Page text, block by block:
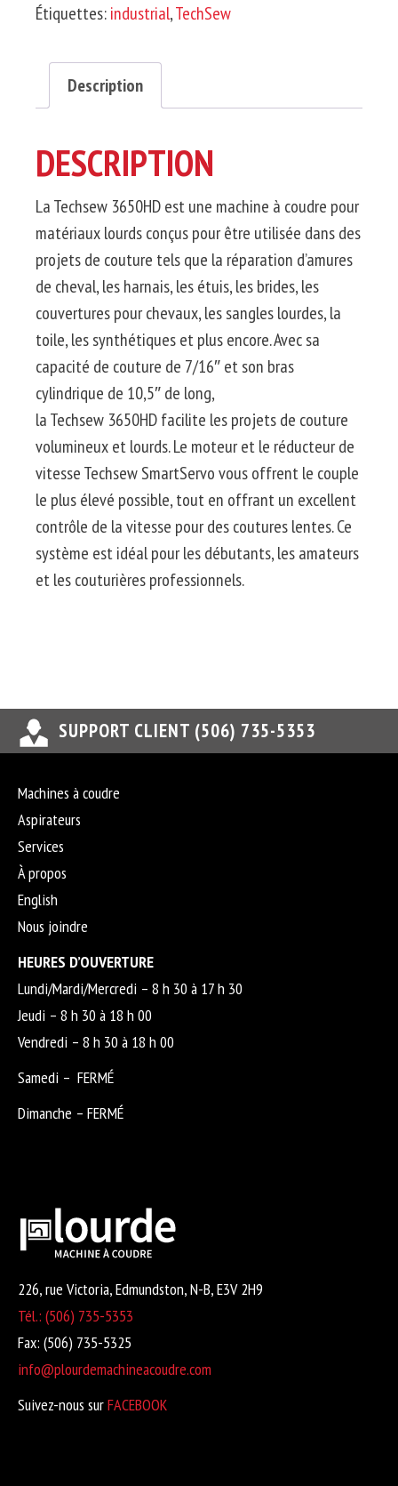
Étiquettes:industrial,TechSew
Description
DESCRIPTION
LaTechsew 3650HDest une machine à coudre pour
matériaux lourds conçus pour être utilisée dans des
projets de couture tels que la réparation d’amures
de cheval, les harnais, les étuis, les brides, les
couvertures pour chevaux, les sangles lourdes, la
toile, les synthétiques et plus encore.Avec sa
capacité de couture de 7/16″ et son bras
cylindrique de 10,5″ de long,
laTechsew 3650HDfacilite les projets de couture
volumineux et lourds.Le moteur et le réducteur de
vitesseTechsewSmartServovous offrent le couple
le plus élevé possible, tout en offrant un excellent
contrôle de la vitesse pour des coutures lentes.Ce
système est idéal pour les débutants, les amateurs
et les couturières professionnels.
SUPPORT CLIENT (506) 735-5353
Machines à coudre
Aspirateurs
Services
À propos
English
Nous joindre
HEURES D’OUVERTURE
Lundi/Mardi/Mercredi – 8 h 30 à 17 h 30
Jeudi – 8 h 30 à 18 h 00
Vendredi – 8 h 30 à 18 h 00
Samedi – FERMÉ
Dimanche – FERMÉ
226, rue Victoria, Edmundston, N-B, E3V 2H9
Tél.: (506) 735-5353
Fax: (506) 735-5325
info@plourdemachineacoudre.com
Suivez-nous surFACEBOOK